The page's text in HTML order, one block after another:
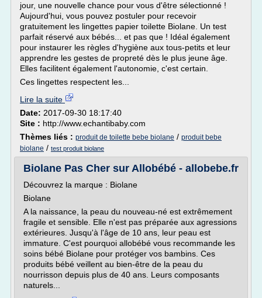
jour, une nouvelle chance pour vous d'être sélectionné !
Aujourd'hui, vous pouvez postuler pour recevoir
gratuitement les lingettes papier toilette Biolane. Un test
parfait réservé aux bébés... et pas que ! Idéal également
pour instaurer les règles d'hygiène aux tous-petits et leur
apprendre les gestes de propreté dès le plus jeune âge.
Elles facilitent également l'autonomie, c'est certain.
Ces lingettes respectent les...
Lire la suite
Date: 2017-09-30 18:17:40
Site : http://www.echantibaby.com
Thèmes liés : produit de toilette bebe biolane / produit bebe
biolane / test produit biolane
Biolane Pas Cher sur Allobébé - allobebe.fr
Découvrez la marque : Biolane
Biolane
A la naissance, la peau du nouveau-né est extrêmement
fragile et sensible. Elle n'est pas préparée aux agressions
extérieures. Jusqu'à l'âge de 10 ans, leur peau est
immature. C'est pourquoi allobébé vous recommande les
soins bébé Biolane pour protéger vos bambins. Ces
produits bébé veillent au bien-être de la peau du
nourrisson depuis plus de 40 ans. Leurs composants
naturels...